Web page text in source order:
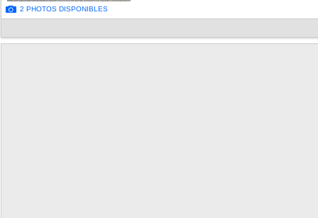
2 PHOTOS DISPONIBLES